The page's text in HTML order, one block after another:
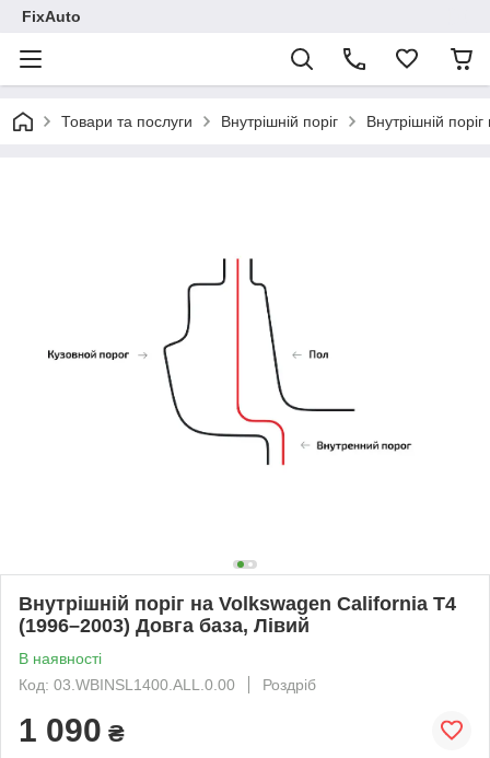
FixAuto
Товари та послуги Внутрішній поріг Внутрішній
Внутрішній поріг на Volkswagen California T4
(1996–2003) Довга база, Лівий
В наявності
Код: 03.WBINSL1400.ALL.0.00
Роздріб
1 090 ₴